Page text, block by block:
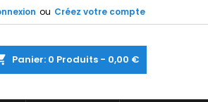
ou Créez votre compte
Panier: 0 Produits - 0,00 €